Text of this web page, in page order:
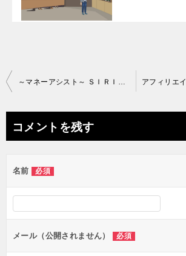
投
ビ
ー
シ
ョ
ン
～マネーアシスト～ ＳＩＲＩＵＳを使って1サイトだけで月８桁を稼ぐお金のマニュアル
コメントを残す
名前 必須
メール（公開されません） 必須